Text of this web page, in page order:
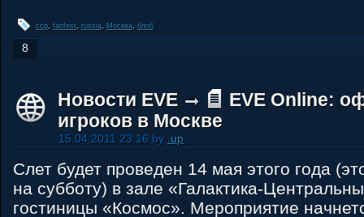
ccp, fanfest russia Москва блоб
8
Новости EVE
EVE Online:
игроков в Москве
15.04.2011 23:16 by .up
Слет будет проведен 14 мая этого года
на субботу) в зале «Галактика-
гостиницы «Космос». Мероприятие